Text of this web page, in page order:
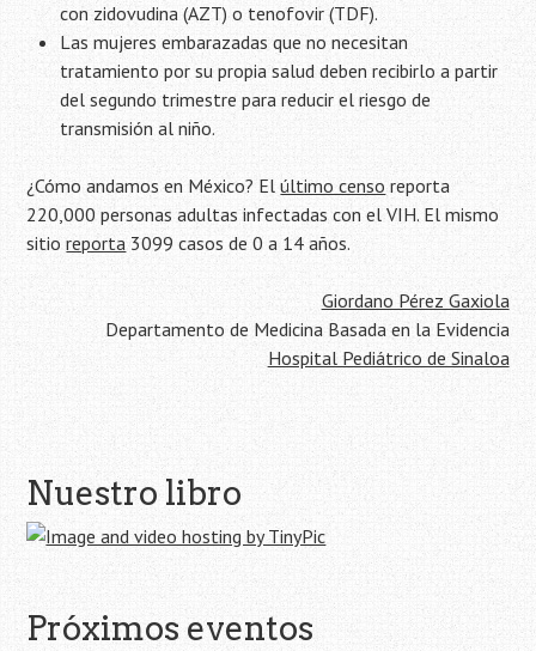
con zidovudina (AZT) o tenofovir (TDF).
Las mujeres embarazadas que no necesitan
tratamiento por su propia salud deben recibirlo a partir
del segundo trimestre para reducir el riesgo de
transmisión al niño.
¿Cómo andamos en México? Elúltimo censoreporta
220,000 personas adultas infectadas con el VIH. El mismo
sitioreporta 3099 casos de 0 a 14 años.
Giordano Pérez Gaxiola
Departamento de Medicina Basada en la Evidencia
Hospital Pediátrico de Sinaloa
Navegación
de
entrada
Nuestro libro
Próximos eventos